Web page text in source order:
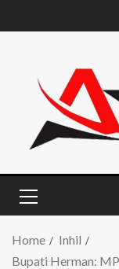
Home
Inhil
Bupati Herman: